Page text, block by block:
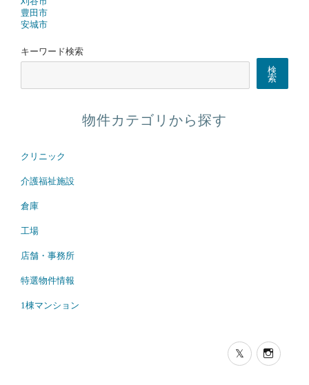
豊田市
安城市
キーワード検索
検
索
物件カテゴリから探す
クリニック
介護福祉施設
倉庫
工場
店舗・事務所
特選物件情報
1棟マンション
x.com